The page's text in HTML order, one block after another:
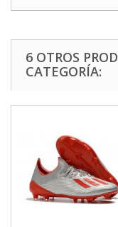
6 OTROS
CATEGORÍA: